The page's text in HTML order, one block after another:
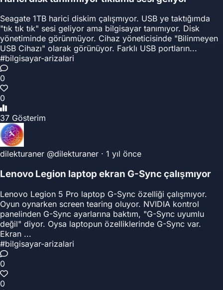
Seagate 1TB harici diskim çalışmıyor. USB ye taktığımda
"tık tık tık" sesi geliyor ama bilgisayar tanımıyor. Disk
yönetiminde görünmüyor. Cihaz yöneticisinde "Bilinmeyen
USB Cihazı" olarak görünüyor. Farklı USB portların...
#bilgisayar-arizalari
0
0
37 Gösterim
dilekturaner @dilekturaner · 1 yıl önce
Lenovo Legion laptop ekran G-Sync çalışmıyor
Lenovo Legion 5 Pro laptop G-Sync özelliği çalışmıyor.
Oyun oynarken screen tearing oluyor. NVIDIA kontrol
panelinden G-Sync ayarlarına baktım, "G-Sync uyumlu
değil" diyor. Oysa laptopun özelliklerinde G-Sync var.
Ekran ...
#bilgisayar-arizalari
0
0